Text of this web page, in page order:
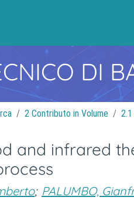
DI
2 Contributo in Volume
and infrared
; PALUMBO,